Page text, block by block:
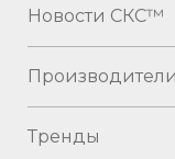
Новости СКС™
Производители
Тренды